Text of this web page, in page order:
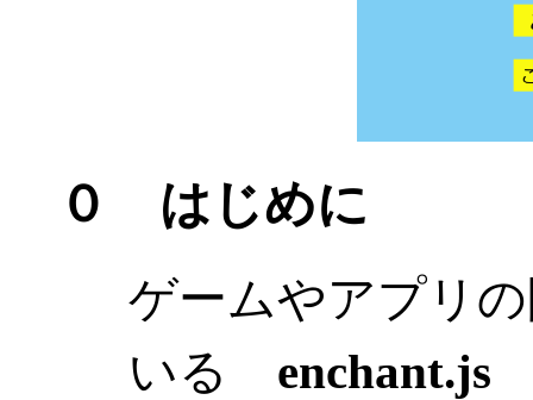
０ はじめに
ゲームやアプリ
いる
enchant.js